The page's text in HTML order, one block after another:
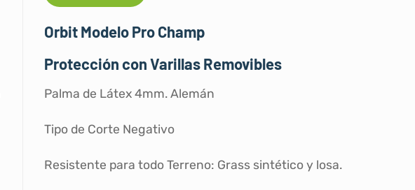
Orbit Modelo Pro Champ
Protección con Varillas Removibles
Palma de Látex 4mm. Alemán
Tipo de Corte Negativo
Resistente para todo Terreno: Grass sintético y losa.